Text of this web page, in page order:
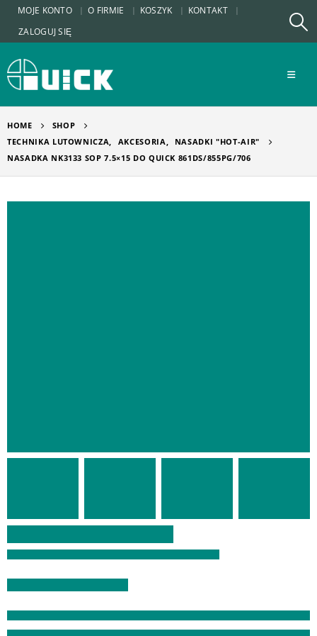
MOJE KONTO O FIRMIE KOSZYK
KONTAKT
ZALOGUJ SIĘ
HOME
SHOP
TECHNIKA LUTOWNICZA, AKCESORIA,
NASADKI "HOT-AIR"
NASADKA NK3133 SOP 7.5×15 DO QUICK 861DS/855PG/706